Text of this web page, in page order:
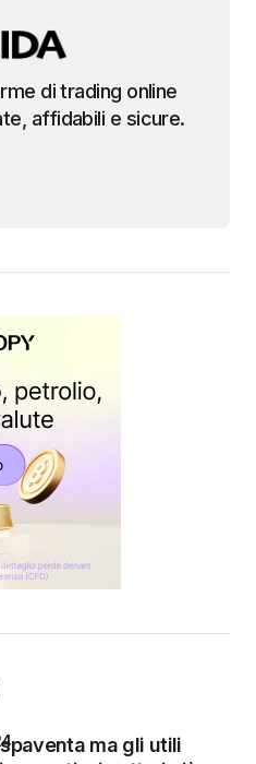
di trading online
affidabili e sicure.
spaventa ma gli utili